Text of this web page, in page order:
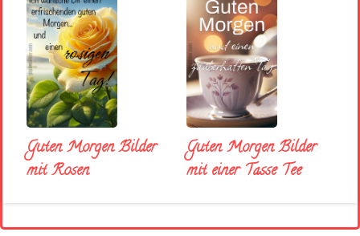
Guten Morgen Bilder
mit Rosen
Guten Morgen Bilder
mit einer Tasse Tee